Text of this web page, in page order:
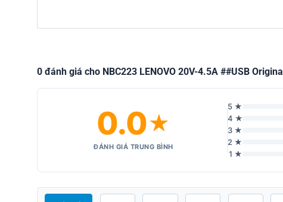
0 đánh giá cho NBC223 LENOVO 20V-4.5A ##USB Original
0.0★
ĐÁNH GIÁ TRUNG BÌNH
5 ★
4 ★
3 ★
2 ★
1 ★